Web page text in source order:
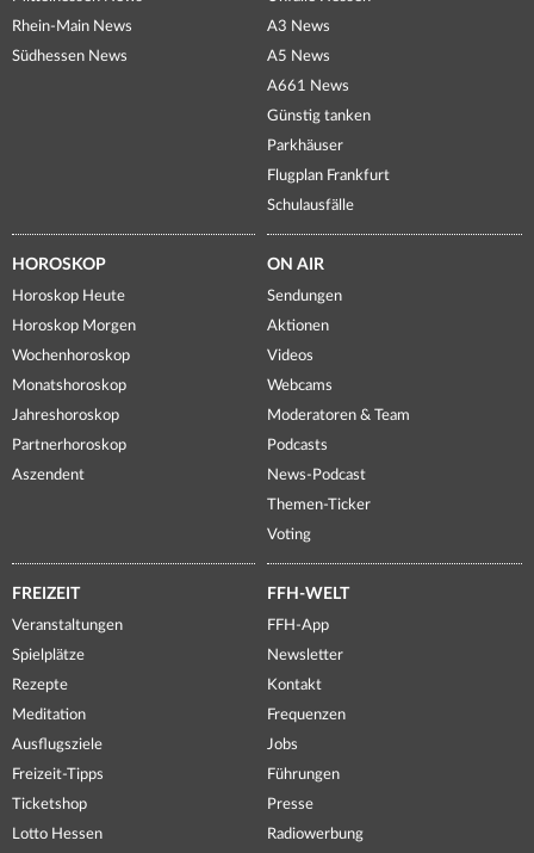
Rhein-Main News
Südhessen News
A3 News
A5 News
A661 News
Günstig tanken
Parkhäuser
Flugplan Frankfurt
Schulausfälle
HOROSKOP
Horoskop Heute
Horoskop Morgen
Wochenhoroskop
Monatshoroskop
Jahreshoroskop
Partnerhoroskop
Aszendent
ON AIR
Sendungen
Aktionen
Videos
Webcams
Moderatoren & Team
Podcasts
News-Podcast
Themen-Ticker
Voting
FREIZEIT
Veranstaltungen
Spielplätze
Rezepte
Meditation
Ausflugsziele
Freizeit-Tipps
Ticketshop
Lotto Hessen
FFH-WELT
FFH-App
Newsletter
Kontakt
Frequenzen
Jobs
Führungen
Presse
Radiowerbung